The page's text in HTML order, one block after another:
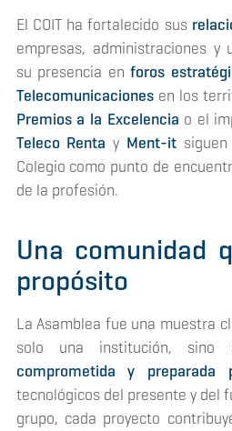
El COIT ha fortalecido sus
empresas, administraciones y
su presencia enforos
Telecomunicacionesen los
Premios a la Excelencia o el
Teleco Renta y Ment-itsiguen
Colegio como punto de
de la profesión.
Una comunidad
propósito
La Asamblea fue una muestra
solo una institución, sino
comprometida y preparada
tecnológicos del presente y del
grupo, cada proyecto